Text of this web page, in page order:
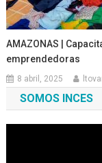
AMAZONAS |
emprendedoras
8 abril, 2025
SOMOS INCES